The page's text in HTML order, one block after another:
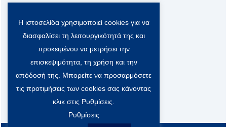
F
a
o
k
T
w
i
t
t
e
r
-
x
L
i
n
k
e
d
i
n
Y
o
u
t
u
b
e
Viber Community:
Η ιστοσελίδα χρησιμοποιεί cookies για να
διασφαλίσει τη λειτουργικότητά της και
προκειμένου να μετρήσει την
επισκεψιμότητα, τη χρήση και την
απόδοσή της. Μπορείτε να προσαρμόσετε
τις προτιμήσεις των cookies σας κάνοντας
κλικ στις Ρυθμίσεις.
Ρυθμίσεις